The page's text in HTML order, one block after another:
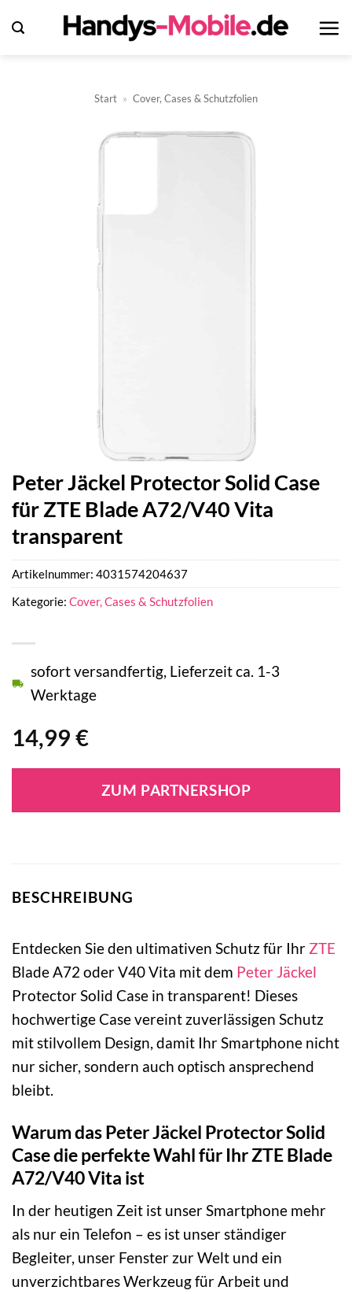
Inhalt
Start » Cover, Cases & Schutzfolien
Peter Jäckel Protector Solid Case
für ZTE Blade A72/V40 Vita
transparent
14,99 €
sofort versandfertig, Lieferzeit ca. 1-3
Werktage
ZUM PARTNERSHOP
Artikelnummer: 4031574204637
Kategorie: Cover, Cases & Schutzfolien
BESCHREIBUNG
Entdecken Sie den ultimativen Schutz für Ihr ZTE
Blade A72 oder V40 Vita mit dem Peter Jäckel
Protector Solid Case in transparent! Dieses
hochwertige Case vereint zuverlässigen Schutz
mit stilvollem Design, damit Ihr Smartphone nicht
nur sicher, sondern auch optisch ansprechend
bleibt.
Warum das Peter Jäckel Protector Solid
Case die perfekte Wahl für Ihr ZTE Blade
A72/V40 Vita ist
In der heutigen Zeit ist unser Smartphone mehr
als nur ein Telefon – es ist unser ständiger
Begleiter, unser Fenster zur Welt und ein
unverzichtbares Werkzeug für Arbeit und